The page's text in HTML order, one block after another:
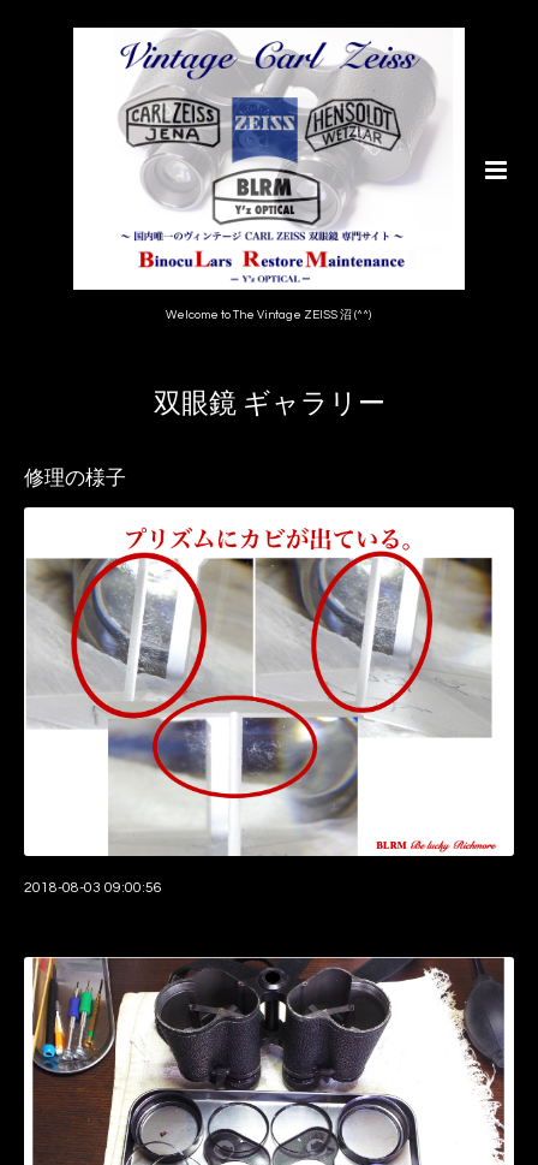
Welcome to The Vintage ZEISS 沼 (^^)
双眼鏡 ギャラリー
修理の様子
2018-08-03 09:00:56